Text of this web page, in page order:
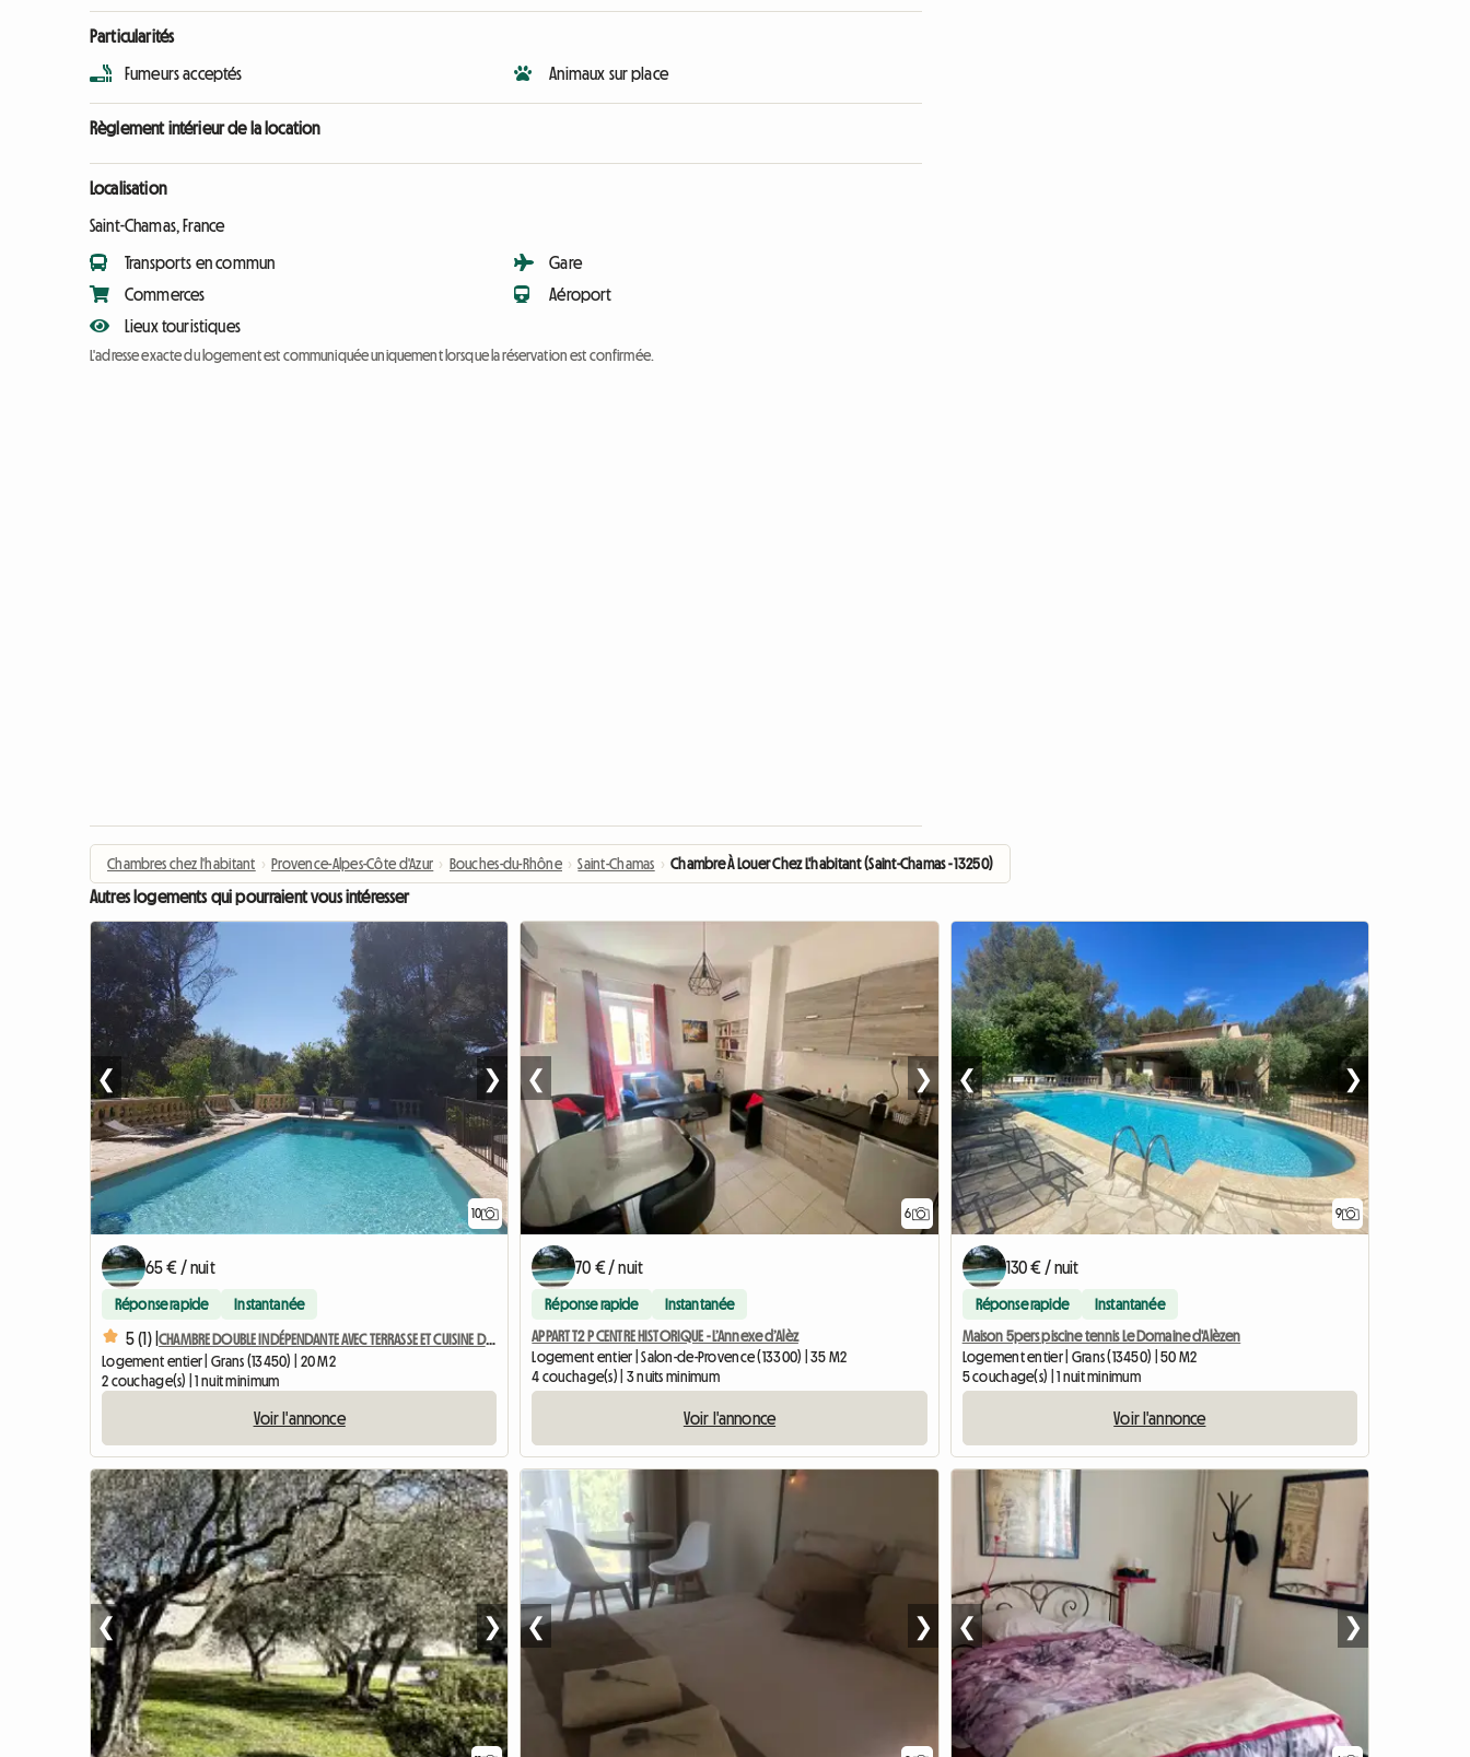
Particularités
Fumeurs acceptés Animaux sur place
Règlement intérieur de la location
Localisation
Saint-Chamas, France
Transports en commun
Commerces
Lieux touristiques
Gare
Aéroport
L'adresse exacte du logement est communiquée uniquement lorsque la réservation est confirmée.
Chambres chez l'habitant › Provence-Alpes-Côte d'Azur › Bouches-du-Rhône › Saint-Chamas › Chambre À Louer Chez L'habitant (Saint-Chamas - 13250)
Autres logements qui pourraient vous intéresser
10
❮ ❯
65 € / nuit
Réponse rapide Instantanée
5 (1) |
CHAMBRE DOUBLE INDÉPENDANTE AVEC TERRASSE ET CUISINE D’ÉTÉ
Logement entier | Grans (13450) | 20 M2
2 couchage(s) | 1 nuit minimum
Voir l'annonce
6
❮ ❯
70 € / nuit
Réponse rapide Instantanée
APPART T2 P CENTRE HISTORIQUE - L’Annexe d’Alèz
Logement entier | Salon-de-Provence (13300) | 35 M2
4 couchage(s) | 3 nuits minimum
Voir l'annonce
9
❮ ❯
130 € / nuit
Réponse rapide Instantanée
Maison 5pers piscine tennis Le Domaine d'Alèzen
Logement entier | Grans (13450) | 50 M2
5 couchage(s) | 1 nuit minimum
Voir l'annonce
❮ ❯ ❮ ❯ ❮ ❯